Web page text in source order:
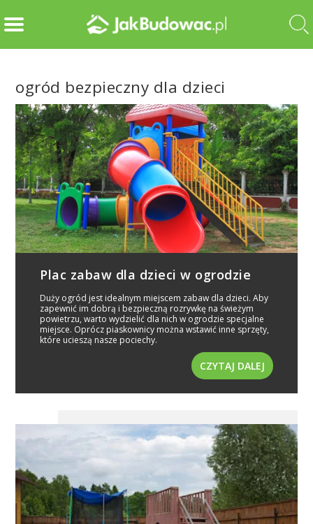
ogród bezpieczny dla dzieci
Plac zabaw dla dzieci w ogrodzie
Duży ogród jest idealnym miejscem zabaw dla dzieci. Aby
zapewnić im dobrą i bezpieczną rozrywkę na świeżym
powietrzu, warto wydzielić dla nich w ogrodzie specjalne
miejsce. Oprócz piaskownicy można wstawić inne sprzęty,
które ucieszą nasze pociechy.
CZYTAJ DALEJ